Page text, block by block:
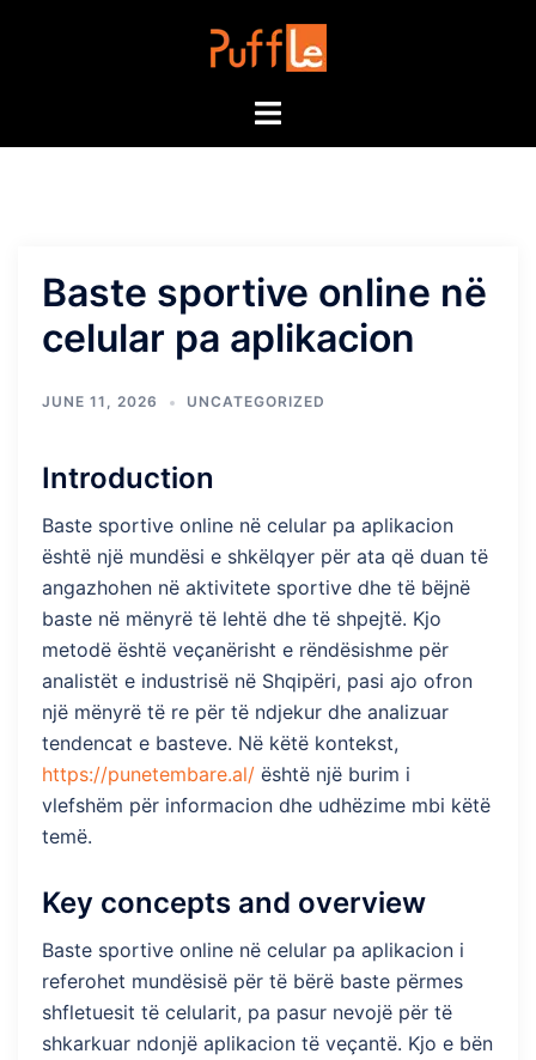
Toggle
Baste sportive online në
celular pa aplikacion
JUNE 11, 2026 UNCATEGORIZED
Introduction
Baste sportive online në celular pa aplikacion
është një mundësi e shkëlqyer për ata që duan të
angazhohen në aktivitete sportive dhe të bëjnë
baste në mënyrë të lehtë dhe të shpejtë. Kjo
metodë është veçanërisht e rëndësishme për
analistët e industrisë në Shqipëri, pasi ajo ofron
një mënyrë të re për të ndjekur dhe analizuar
tendencat e basteve. Në këtë kontekst,
https://punetembare.al/ është një burim i
vlefshëm për informacion dhe udhëzime mbi këtë
temë.
Key concepts and overview
Baste sportive online në celular pa aplikacion i
referohet mundësisë për të bërë baste përmes
shfletuesit të celularit, pa pasur nevojë për të
shkarkuar ndonjë aplikacion të veçantë. Kjo e bën